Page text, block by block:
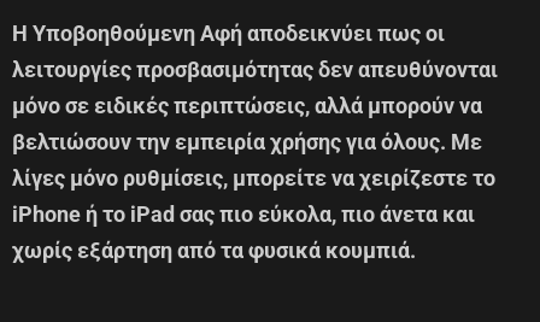
Η Υποβοηθούμενη Αφή αποδεικνύει πως οι
λειτουργίες προσβασιμότητας δεν απευθύνονται
μόνο σε ειδικές περιπτώσεις, αλλά μπορούν να
βελτιώσουν την εμπειρία χρήσης για όλους. Με
λίγες μόνο ρυθμίσεις, μπορείτε να χειρίζεστε το
iPhone ή το iPad σας πιο εύκολα, πιο άνετα και
χωρίς εξάρτηση από τα φυσικά κουμπιά.